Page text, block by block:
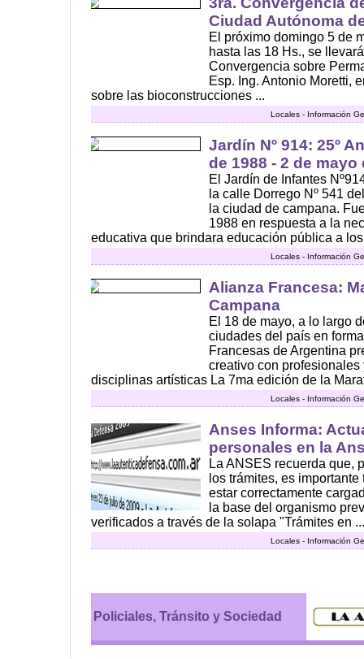
Ciudad Autónoma
El próximo domingo 5 de
hasta las 18 Hs., se
Convergencia sobre
Esp. Ing. Antonio Moretti,
sobre las bioconstrucciones ...
Locales - Información
Jardín Nº 914: 25º
de 1988 - 2 de mayo
El Jardín de Infantes
la calle Dorrego Nº 541
la ciudad de campana.
1988 en respuesta a la
educativa que brindara educación pública a
Locales - Información
Alianza Francesa:
Campana
El 18 de mayo, a lo largo
ciudades del país en
Francesas de Argentina
creativo con
disciplinas artísticas La 7ma edición de la
Locales - Información
Anses Informa:
personales en la
La ANSES recuerda que,
los trámites, es
estar correctamente
la base del organismo
verificados a través de la solapa "Trámites en ...
Locales - Información
Policiales, Tránsito y Sociedad